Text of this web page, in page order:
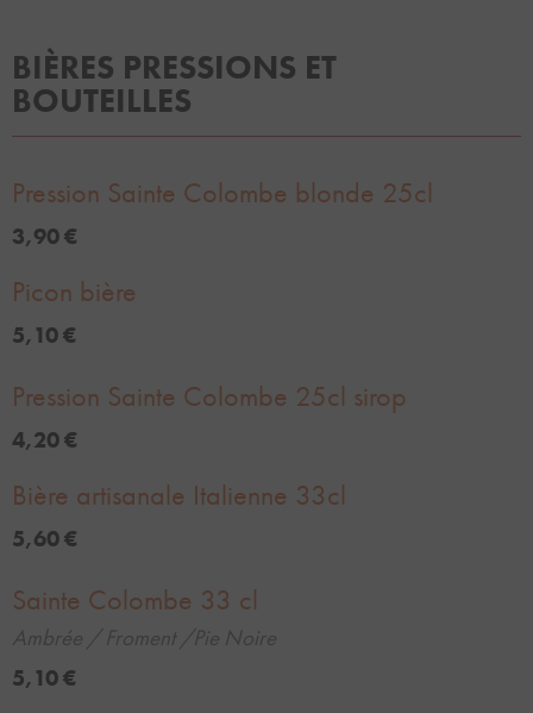
BIÈRES PRESSIONS ET
BOUTEILLES
Pression Sainte Colombe blonde 25cl
3,90 €
Picon bière
5,10 €
Pression Sainte Colombe 25cl sirop
4,20 €
Bière artisanale Italienne 33cl
5,60 €
Sainte Colombe 33 cl
Ambrée / Froment /Pie Noire
5,10 €